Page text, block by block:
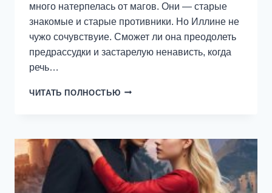
много натерпелась от магов. Они — старые
знакомые и старые противники. Но Иллине не
чужо сочувствуие. Сможет ли она преодолеть
предрассудки и застарелую ненависть, когда
речь…
ЧИТАТЬ ПОЛНОСТЬЮ ГОСПОЖА
2